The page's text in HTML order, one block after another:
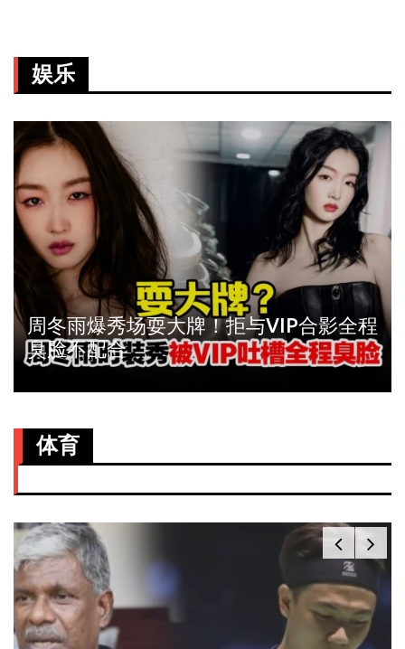
娱乐
周冬雨爆秀场耍大牌！拒与VIP合影全程
臭脸不配合
体育